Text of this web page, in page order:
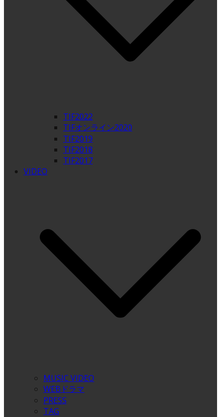
TIF2022
TIFオンライン2020
TIF2019
TIF2018
TIF2017
VIDEO
MUSIC VIDEO
WEBドラマ
PRESS
TAG